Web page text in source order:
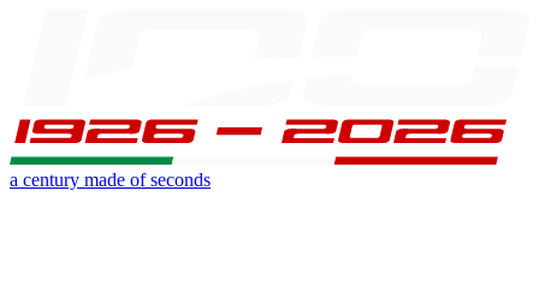
a century made of seconds